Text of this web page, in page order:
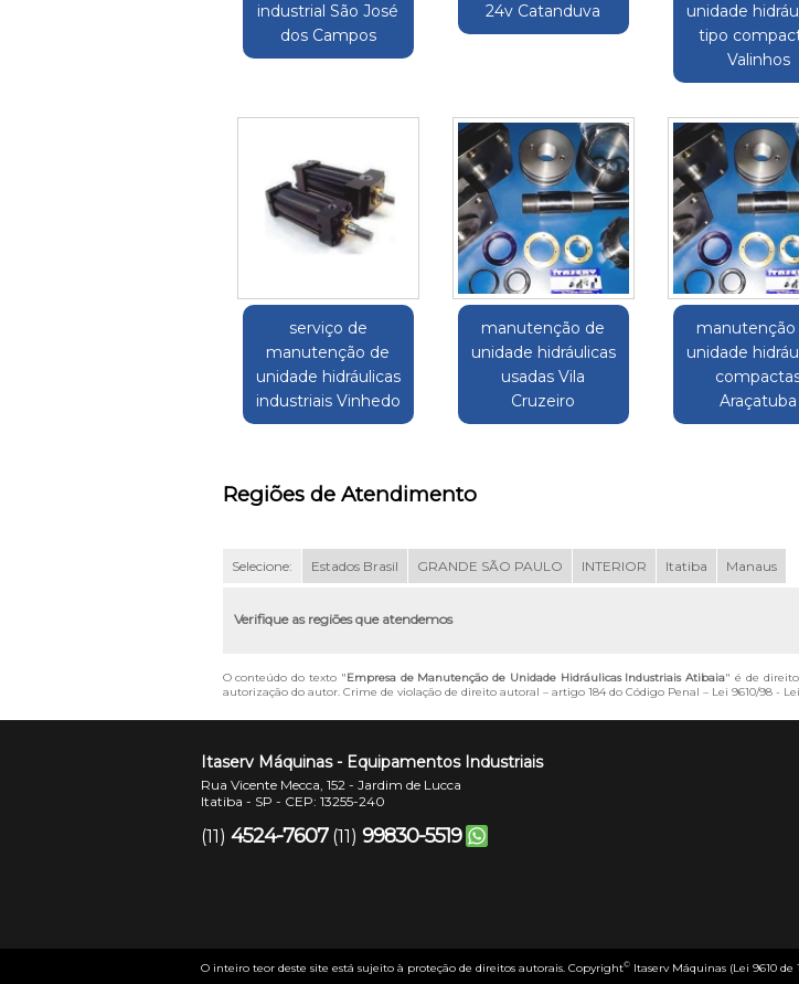
industrial São José
dos Campos
24v Catanduva
unidade
tipo
Valinhos
serviço de
manutenção de
unidade hidráulicas
industriais Vinhedo
manutenção de
unidade hidráulicas
usadas Vila
Cruzeiro
manutenção
unidade
Araçatuba
Regiões de Atendimento
Selecione: Estados Brasil GRANDE SÃO PAULO INTERIOR Itatiba Manaus
Verifique as regiões que atendemos
O conteúdo do texto "Empresa de Manutenção de Unidade Hidráulicas Industriais Atibaia" é de
autorização do autor. Crime de violação de direito autoral – artigo 184 do Código Penal – Lei 9610/98 -
Itaserv Máquinas - Equipamentos Industriais
Rua Vicente Mecca, 152 - Jardim de Lucca
Itatiba - SP - CEP: 13255-240
(11) 4524-7607 (11) 99830-5519
O inteiro teor deste site está sujeito à proteção de direitos autorais. Copyright© Itaserv Máquinas (Lei 9610 de